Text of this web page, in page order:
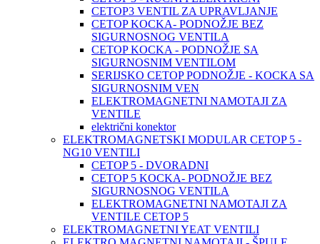
CETOP3 VENTIL ZA UPRAVLJANJE
CETOP KOCKA- PODNOŽJE BEZ
SIGURNOSNOG VENTILA
CETOP KOCKA - PODNOŽJE SA
SIGURNOSNIM VENTILOM
SERIJSKO CETOP PODNOŽJE - KOCKA SA
SIGURNOSNIM VEN
ELEKTROMAGNETNI NAMOTAJI ZA
VENTILE
električni konektor
ELEKTROMAGNETSKI MODULAR CETOP 5 -
NG10 VENTILI
CETOP 5 - DVORADNI
CETOP 5 KOCKA- PODNOŽJE BEZ
SIGURNOSNOG VENTILA
ELEKTROMAGNETNI NAMOTAJI ZA
VENTILE CETOP 5
ELEKTROMAGNETNI YEAT VENTILI